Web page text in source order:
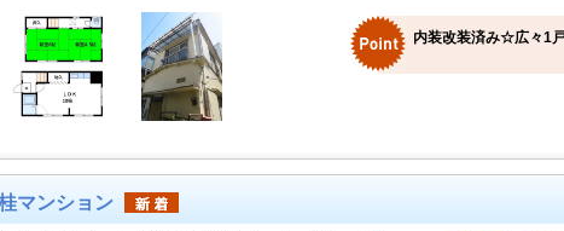
内装改装済み☆広々1
マンション